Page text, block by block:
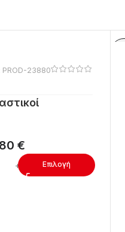
PROD-23880
€
Επιλογή